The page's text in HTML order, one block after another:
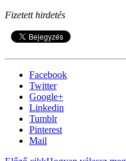
Fizetett hirdetés
Facebook
Twitter
Google+
Linkedin
Tumblr
Pinterest
Mail